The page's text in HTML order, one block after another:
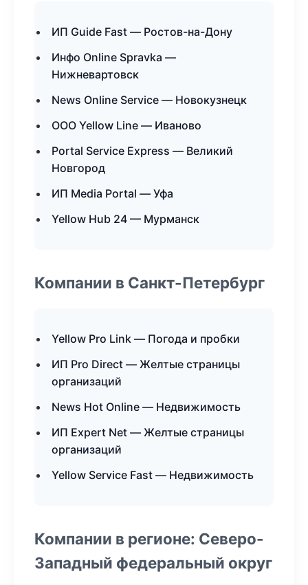
ИП Guide Fast — Ростов-на-Дону
Инфо Online Spravka —
Нижневартовск
News Online Service — Новокузнецк
ООО Yellow Line — Иваново
Portal Service Express — Великий
Новгород
ИП Media Portal — Уфа
Yellow Hub 24 — Мурманск
Компании в Санкт-Петербург
Yellow Pro Link — Погода и пробки
ИП Pro Direct — Желтые страницы
организаций
News Hot Online — Недвижимость
ИП Expert Net — Желтые страницы
организаций
Yellow Service Fast — Недвижимость
Компании в регионе: Северо-
Западный федеральный округ